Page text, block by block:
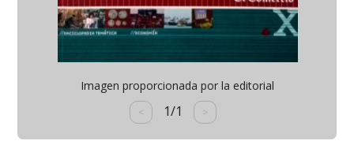
Imagen proporcionada por la editorial
< 1/1 >